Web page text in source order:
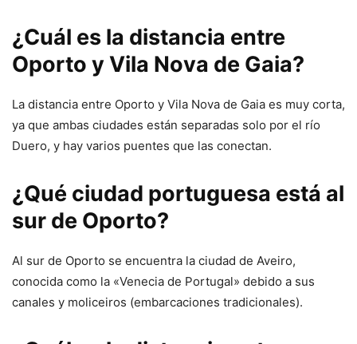
¿Cuál es la distancia entre
Oporto y Vila Nova de Gaia?
La distancia entre Oporto y Vila Nova de Gaia es muy corta,
ya que ambas ciudades están separadas solo por el río
Duero, y hay varios puentes que las conectan.
¿Qué ciudad portuguesa está al
sur de Oporto?
Al sur de Oporto se encuentra la ciudad de Aveiro,
conocida como la «Venecia de Portugal» debido a sus
canales y moliceiros (embarcaciones tradicionales).